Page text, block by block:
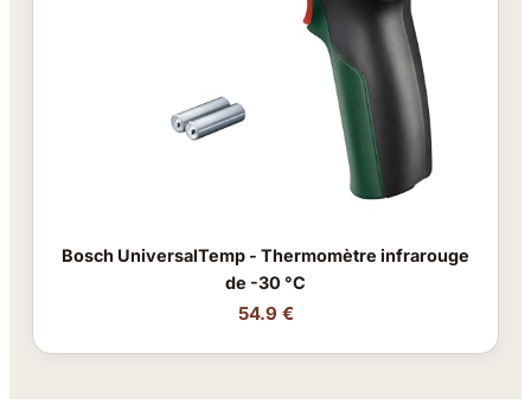
Bosch UniversalTemp - Thermomètre infrarouge
de -30 °C
54.9 €